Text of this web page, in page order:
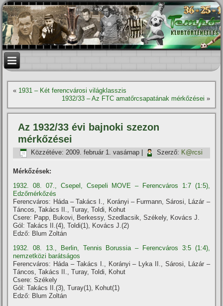
« 1931 – Két ferencvárosi világklasszis
1932/33 – Az FTC amatőrcsapatának mérkőzései »
Az 1932/33 évi bajnoki szezon
mérkőzései
Közzétéve: 2009. február 1. vasárnap Szerző: K@rcsi
Mérkőzések:
1932. 08. 07., Csepel, Csepeli MOVE – Ferencváros 1:7 (1:5),
Edzőmérkőzés
Ferencváros: Háda – Takács I., Korányi – Furmann, Sárosi, Lázár –
Táncos, Takács II., Turay, Toldi, Kohut
Csere: Papp, Bukovi, Berkessy, Szedlacsik, Székely, Kovács J.
Gól: Takács II.(4), Toldi(1), Kovács J.(2)
Edző: Blum Zoltán
1932. 08. 13., Berlin, Tennis Borussia – Ferencváros 3:5 (1:4),
nemzetközi barátságos
Ferencváros: Háda – Takács I., Korányi – Lyka II., Sárosi, Lázár –
Táncos, Takács II., Turay, Toldi, Kohut
Csere: Székely
Gól: Takács II.(3), Turay(1), Kohut(1)
Edző: Blum Zoltán